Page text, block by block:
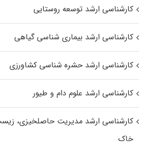
کارشناسی ارشد توسعه روستایی
کارشناسی ارشد بیماری‌ شناسی گیاهی
کارشناسی ارشد حشره‌ شناسی کشاورزی
کارشناسی ارشد علوم دام و طیور
کارشناسی ارشد مدیریت حاصلخیزی،
خاک